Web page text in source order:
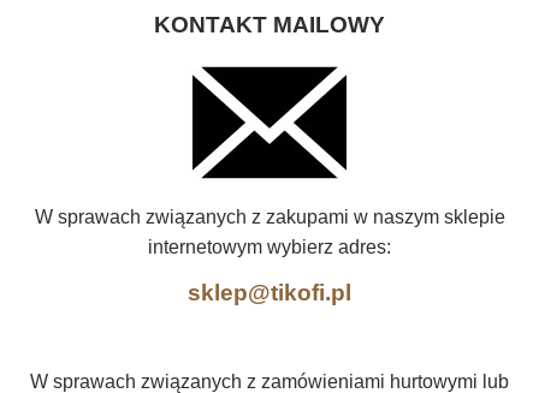
KONTAKT MAILOWY
W sprawach związanych z zakupami w naszym sklepie
internetowym wybierz adres:
sklep@tikofi.pl
W sprawach związanych z zamówieniami hurtowymi lub